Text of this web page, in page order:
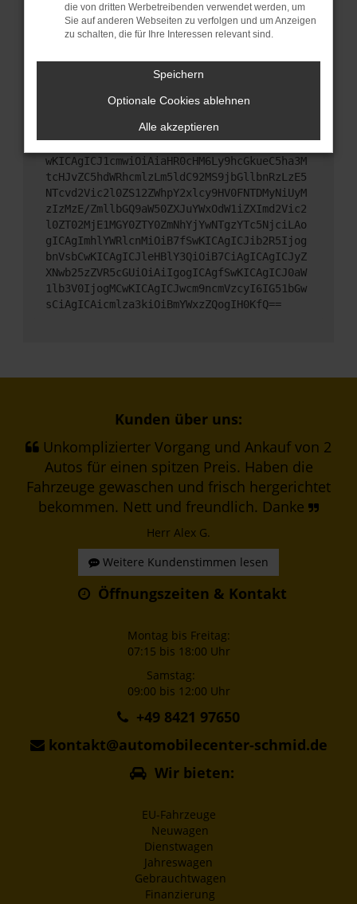
Wende dich an den Webseitenbetreiber.
Wenn du alle oben genannten Schritte versucht
hast, kontaktiere uns bitte. Wir werden versuchen,
das Problem zu beheben. Du kannst uns diesen
Text schicken, um uns bei der Fehlersuche zu
unterstützen:
ewogICJuYW1lIjogIk5ldHdvcmtFcnJvciIsCiAgI
mNvbmZpZyI6IHsKICAgICJtZXRob2QiOiAiR0VUIi
wKICAgICJ1cmwiOiAiaHR0cHM6Ly9hcGkueC5ha3M
tcHJvZC5hdWRhcmlzLm5ldC92MS9jbGllbnRzLzE5
NTcvd2Vic2l0ZS12ZWhpY2xlcy9HV0FNTDMyNiUyM
zIzMzE/ZmllbGQ9aW50ZXJuYWxOdW1iZXImd2Vic2
l0ZT02MjE1MGY0ZTY0ZmNhYjYwNTgzYTc5NjciLAo
gICAgImhlYWRlcnMiOiB7fSwKICAgICJib2R5Ijog
bnVsbCwKICAgICJleHBlY3QiOiB7CiAgICAgICJyZ
XNwb25zZVR5cGUiOiAiIgogICAgfSwKICAgICJ0aW
1lb3V0IjogMCwKICAgICJwcm9ncmVzcyI6IG51bGw
sCiAgICAicmlza3kiOiBmYWxzZQogIH0KfQ==
Kunden über uns:
Unkomplizierter Vorgang und Ankauf von 2
Autos für einen spitzen Preis. Haben die
Fahrzeuge gewaschen und frisch hergerichtet
bekommen. Nett und freundlich. Danke
Herr Alex G.
Weitere Kundenstimmen lesen
Öffnungszeiten & Kontakt
Montag bis Freitag:
07:15 bis 18:00 Uhr
Samstag:
09:00 bis 12:00 Uhr
+49 8421 97650
kontakt@automobilecenter-schmid.de
Wir bieten:
EU-Fahrzeuge
Neuwagen
Dienstwagen
Jahreswagen
Gebrauchtwagen
Finanzierung
die von dritten Werbetreibenden verwendet werden, um
Sie auf anderen Webseiten zu verfolgen und um Anzeigen
zu schalten, die für Ihre Interessen relevant sind.
Speichern
Optionale Cookies ablehnen
Alle akzeptieren